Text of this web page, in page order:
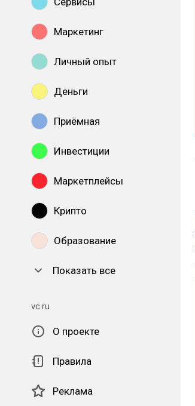
Маркетинг
Личный опыт
Деньги
Приёмная
Инвестиции
Маркетплейсы
Крипто
Образование
Показать все
vc.ru
О проекте
Правила
Реклама